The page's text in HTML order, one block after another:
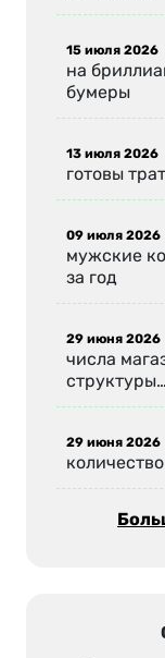
15 июля 2026
на
бумеры
13 июля 2026
готовы
09 июля 2026
мужские
за год
29 июня 2026
числа
структуры…
29 июня 2026